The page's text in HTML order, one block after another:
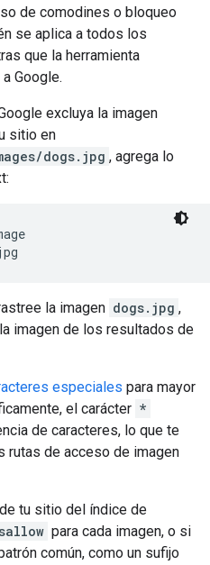
de comodines o bloqueo
se aplica a todos los
que la herramienta
Google.
excluya la imagen
sitio en
dogs.jpg , agrega lo
la imagen dogs.jpg ,
imagen de los resultados de
especiales para mayor
el carácter *
de caracteres, lo que te
rutas de acceso de imagen
tu sitio del índice de
para cada imagen, o si
común, como un sufijo